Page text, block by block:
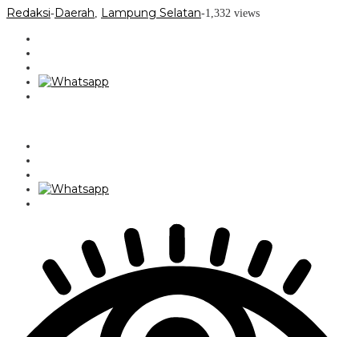
Redaksi-Daerah Lampung Selatan-1,332 views